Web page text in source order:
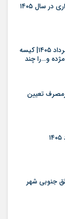
سال ۱۴۰۵
قیمت جدید انواع برنج هندی مرداد ۱۴۰۵| کیسه
مژده و…را چند
پرمصرف تعیین
جنوبی شهر